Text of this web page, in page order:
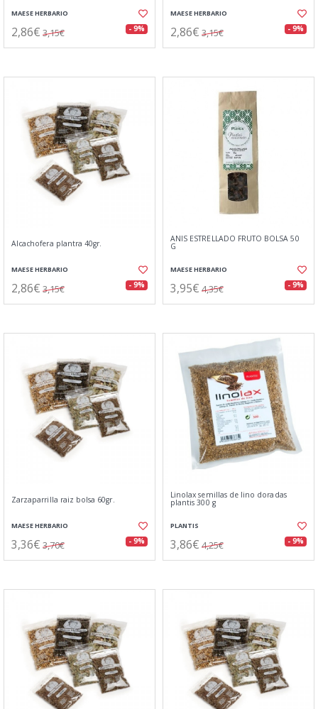
MAESE HERBARIO
2,86€ 3,15€ - 9%
MAESE HERBARIO
2,86€ 3,15€ - 9%
Alcachofera plantra 40gr.
MAESE HERBARIO
2,86€ 3,15€ - 9%
ANIS ESTRELLADO FRUTO BOLSA 50
G
MAESE HERBARIO
3,95€ 4,35€ - 9%
Zarzaparrilla raiz bolsa 60gr.
MAESE HERBARIO
3,36€ 3,70€ - 9%
Linolax semillas de lino doradas
plantis 300 g
PLANTIS
3,86€ 4,25€ - 9%